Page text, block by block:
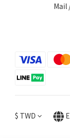
Mail
$ TWD